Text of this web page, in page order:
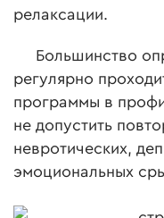
релаксации.
Большинство
регулярно
программы в
не допустить
невротических,
эмоциональных